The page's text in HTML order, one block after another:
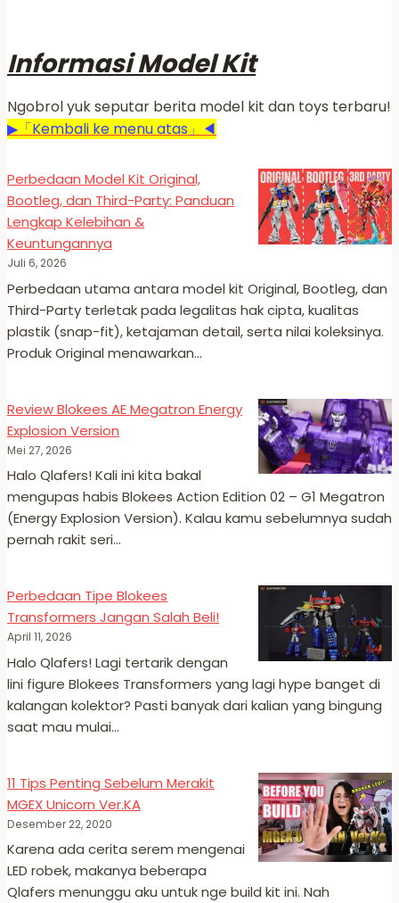
Informasi Model Kit
Ngobrol yuk seputar berita model kit dan toys terbaru!
▶「Kembali ke menu atas」◀
Perbedaan Model Kit Original,
Bootleg, dan Third-Party: Panduan
Lengkap Kelebihan &
Keuntungannya
Juli 6, 2026
Perbedaan utama antara model kit Original, Bootleg, dan
Third-Party terletak pada legalitas hak cipta, kualitas
plastik (snap-fit), ketajaman detail, serta nilai koleksinya.
Produk Original menawarkan…
Review Blokees AE Megatron Energy
Explosion Version
Mei 27, 2026
Halo Qlafers! Kali ini kita bakal
mengupas habis Blokees Action Edition 02 – G1 Megatron
(Energy Explosion Version). Kalau kamu sebelumnya sudah
pernah rakit seri…
Perbedaan Tipe Blokees
Transformers Jangan Salah Beli!
April 11, 2026
Halo Qlafers! Lagi tertarik dengan
lini figure Blokees Transformers yang lagi hype banget di
kalangan kolektor? Pasti banyak dari kalian yang bingung
saat mau mulai…
11 Tips Penting Sebelum Merakit
MGEX Unicorn Ver.KA
Desember 22, 2020
Karena ada cerita serem mengenai
LED robek, makanya beberapa
Qlafers menunggu aku untuk nge build kit ini. Nah